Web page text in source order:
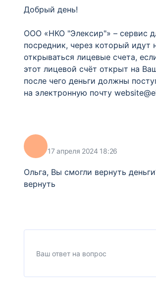
Добрый день!
ООО «НКО "Элексир"» – сервис
посредник, через который идут
открываться лицевые счета,
этот лицевой счёт открыт на
после чего деньги должны
на электронную почту
17 апреля 2024 18:26
Ольга, Вы смогли вернуть
вернуть